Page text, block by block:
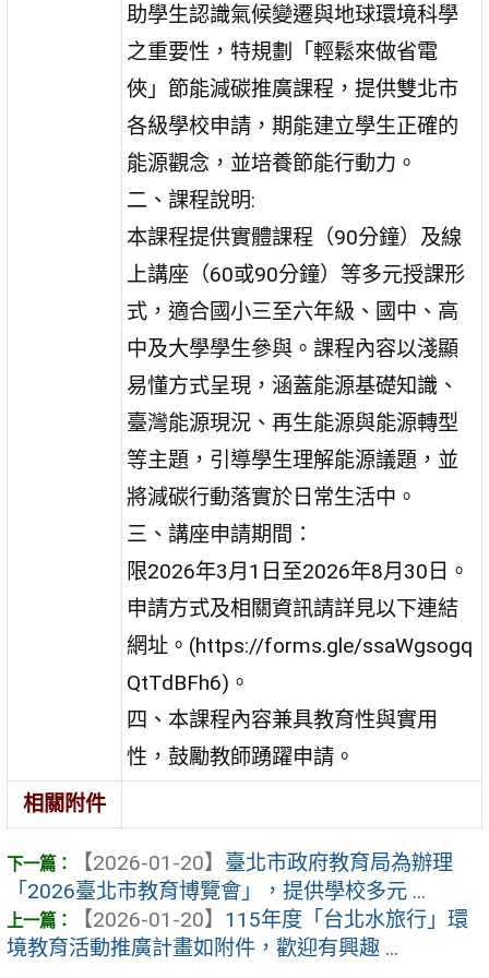
助學生認識氣候變遷與地球環境科學
之重要性，特規劃「輕鬆來做省電
俠」節能減碳推廣課程，提供雙北市
各級學校申請，期能建立學生正確的
能源觀念，並培養節能行動力。
二、課程說明:
本課程提供實體課程（90分鐘）及線
上講座（60或90分鐘）等多元授課形
式，適合國小三至六年級、國中、高
中及大學學生參與。課程內容以淺顯
易懂方式呈現，涵蓋能源基礎知識、
臺灣能源現況、再生能源與能源轉型
等主題，引導學生理解能源議題，並
將減碳行動落實於日常生活中。
三、講座申請期間：
限2026年3月1日至2026年8月30日。
申請方式及相關資訊請詳見以下連結
網址。(https://forms.gle/ssaWgsogq
QtTdBFh6)。
四、本課程內容兼具教育性與實用
性，鼓勵教師踴躍申請。
相關附件
【2026-01-20】 臺北市政府教育局為辦理
「2026臺北市教育博覽會」，提供學校多元 ...
【2026-01-20】 115年度「台北水旅行」環
境教育活動推廣計畫如附件，歡迎有興趣 ...